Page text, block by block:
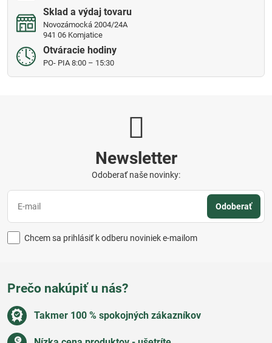
Sklad a výdaj tovaru
Novozámocká 2004/24A
941 06 Komjatice
Otváracie hodiny
PO- PIA 8:00 – 15:30
Newsletter
Odoberať naše novinky:
Odoberať
Chcem sa prihlásiť k odberu noviniek e-mailom
Prečo nakúpiť u nás?
Takmer 100 % spokojných zákazníkov